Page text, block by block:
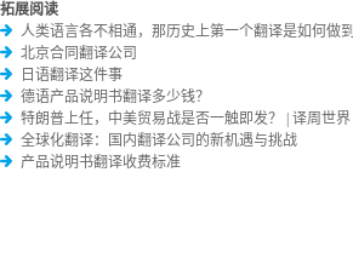
拓展阅读
人类语言各不相通，那历史上第一个翻译是如何做到
北京合同翻译公司
日语翻译这件事
德语产品说明书翻译多少钱？
特朗普上任，中美贸易战是否一触即发？ | 译周世界
全球化翻译：国内翻译公司的新机遇与挑战
产品说明书翻译收费标准